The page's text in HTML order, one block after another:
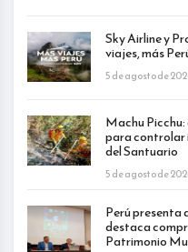
Sky Airline y
viajes, más
5 de agosto de
Machu
para controlar
del Santuario
5 de agosto de
Perú presenta
destaca
Patrimonio